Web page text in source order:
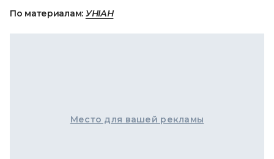
По материалам: УНІАН
Место для вашей рекламы